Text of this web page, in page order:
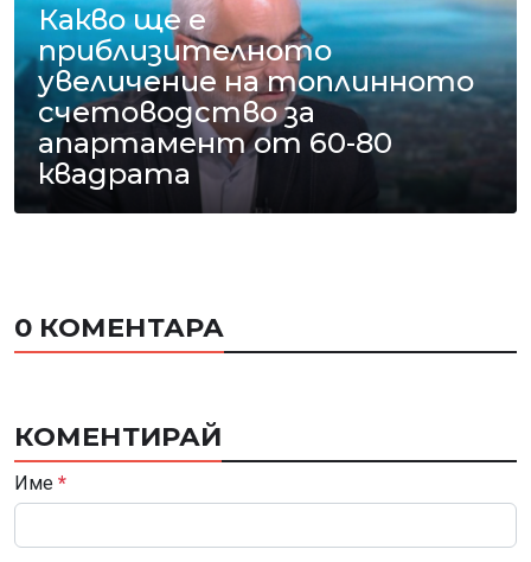
Какво ще е
приблизителното
увеличение на топлинното
счетоводство за
апартамент от 60-80
квадрата
0 КОМЕНТАРА
КОМЕНТИРАЙ
Име *